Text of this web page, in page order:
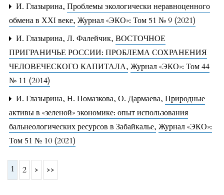
И. Глазырина, Проблемы экологически неравноценного
обмена в ХХI веке, Журнал «ЭКО»: Том 51 № 9 (2021)
И. Глазырина, Л. Фалейчик, ВОСТОЧНОЕ
ПРИГРАНИЧЬЕ РОССИИ: ПРОБЛЕМА СОХРАНЕНИЯ
ЧЕЛОВЕЧЕСКОГО КАПИТАЛА, Журнал «ЭКО»: Том 44
№ 11 (2014)
И. Глазырина, Н. Помазкова, О. Дармаева, Природные
активы в «зеленой» экономике: опыт использования
бальнеологических ресурсов в Забайкалье, Журнал «ЭКО»:
Том 51 № 10 (2021)
1 2 > >>